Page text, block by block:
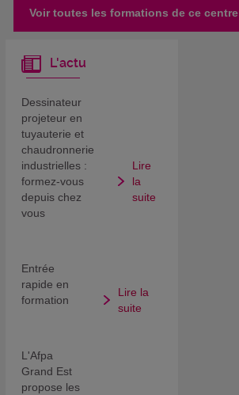
Voir toutes les formations de ce centre
L'actu
Dessinateur
projeteur en
tuyauterie et
chaudronnerie
industrielles :
formez-vous
depuis chez
vous
Lire
la
suite
Entrée
rapide en
formation
Lire la
suite
L'Afpa
Grand Est
propose les